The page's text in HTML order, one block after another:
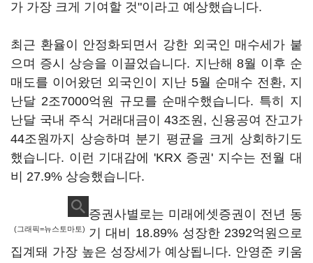
가 가장 크게 기여할 것"이라고 예상했습니다.
최근 환율이 안정화되면서 강한 외국인 매수세가 붙
으며 증시 상승을 이끌었습니다. 지난해 8월 이후 순
매도를 이어왔던 외국인이 지난 5월 순매수 전환, 지
난달 2조7000억원 규모를 순매수했습니다. 특히 지
난달 국내 주식 거래대금이 43조원, 신용공여 잔고가
44조원까지 상승하며 분기 평균을 크게 상회하기도
했습니다. 이런 기대감에 'KRX 증권' 지수는 전월 대
비 27.9% 상승했습니다.
(그래픽=뉴스토마토)
증권사별로는 미래에셋증권이 전년 동
기 대비 18.89% 성장한 2392억원으로
집계돼 가장 높은 성장세가 예상됩니다. 안영준 키움